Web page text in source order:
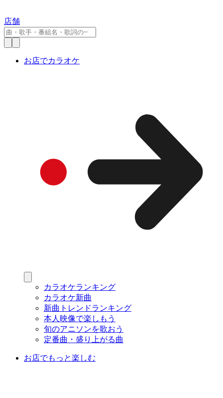
店舗
お店でカラオケ
カラオケランキング
カラオケ新曲
新曲トレンドランキング
本人映像で楽しもう
旬のアニソンを歌おう
定番曲・盛り上がる曲
お店でもっと楽しむ